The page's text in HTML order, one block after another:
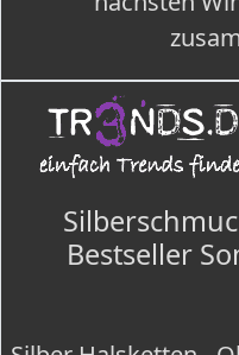
Bestseller